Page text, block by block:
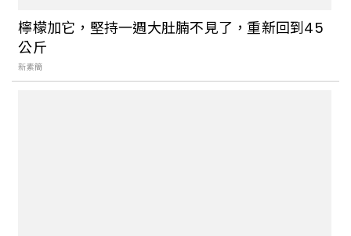
檸檬加它，堅持一週大肚腩不見了，重新回到45
公斤
新素簡